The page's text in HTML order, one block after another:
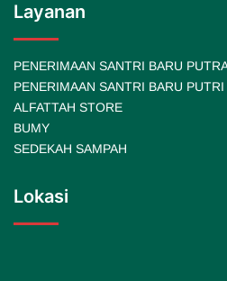
Layanan
PENERIMAAN SANTRI BARU
PENERIMAAN SANTRI BARU
ALFATTAH STORE
BUMY
SEDEKAH SAMPAH
Lokasi